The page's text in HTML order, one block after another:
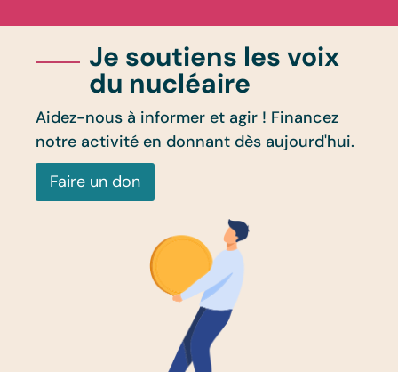
Je soutiens les voix
du nucléaire
Aidez-nous à informer et agir ! Financez
notre activité en donnant dès aujourd'hui.
Faire un don